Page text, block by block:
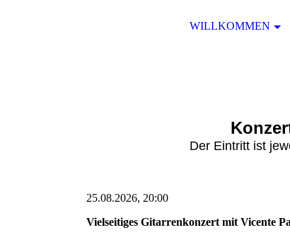
WILLKOMMEN
Der Eintritt ist
25.08.2026, 20:00
Vielseitiges Gitarrenkonzert mit Vicente